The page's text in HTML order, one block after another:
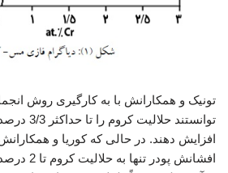
تونیک و همکارانش با به کارگیری روش
توانستند
افزایش دهند. در حالی که کوریا و
افشانش